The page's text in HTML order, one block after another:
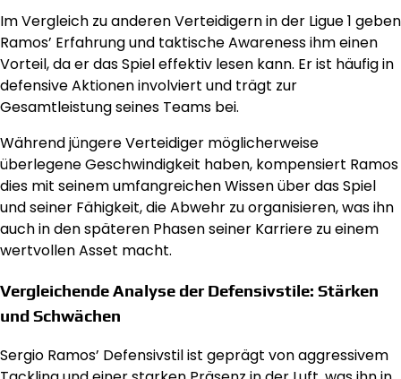
Im Vergleich zu anderen Verteidigern in der Ligue 1 geben
Ramos’ Erfahrung und taktische Awareness ihm einen
Vorteil, da er das Spiel effektiv lesen kann. Er ist häufig in
defensive Aktionen involviert und trägt zur
Gesamtleistung seines Teams bei.
Während jüngere Verteidiger möglicherweise
überlegene Geschwindigkeit haben, kompensiert Ramos
dies mit seinem umfangreichen Wissen über das Spiel
und seiner Fähigkeit, die Abwehr zu organisieren, was ihn
auch in den späteren Phasen seiner Karriere zu einem
wertvollen Asset macht.
Vergleichende Analyse der Defensivstile: Stärken
und Schwächen
Sergio Ramos’ Defensivstil ist geprägt von aggressivem